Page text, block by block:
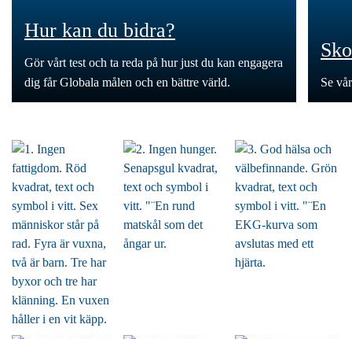
Hur kan du bidra?
Gör vårt test och ta reda på hur just du kan engagera
dig får Globala målen och en bättre värld.
Se